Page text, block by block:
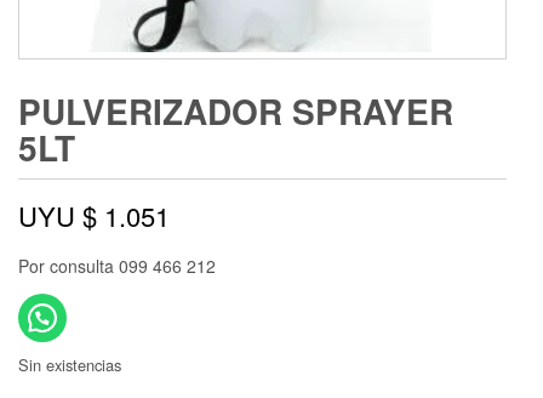
PULVERIZADOR SPRAYER
5LT
UYU $ 1.051
Por consulta 099 466 212
Sin existencias